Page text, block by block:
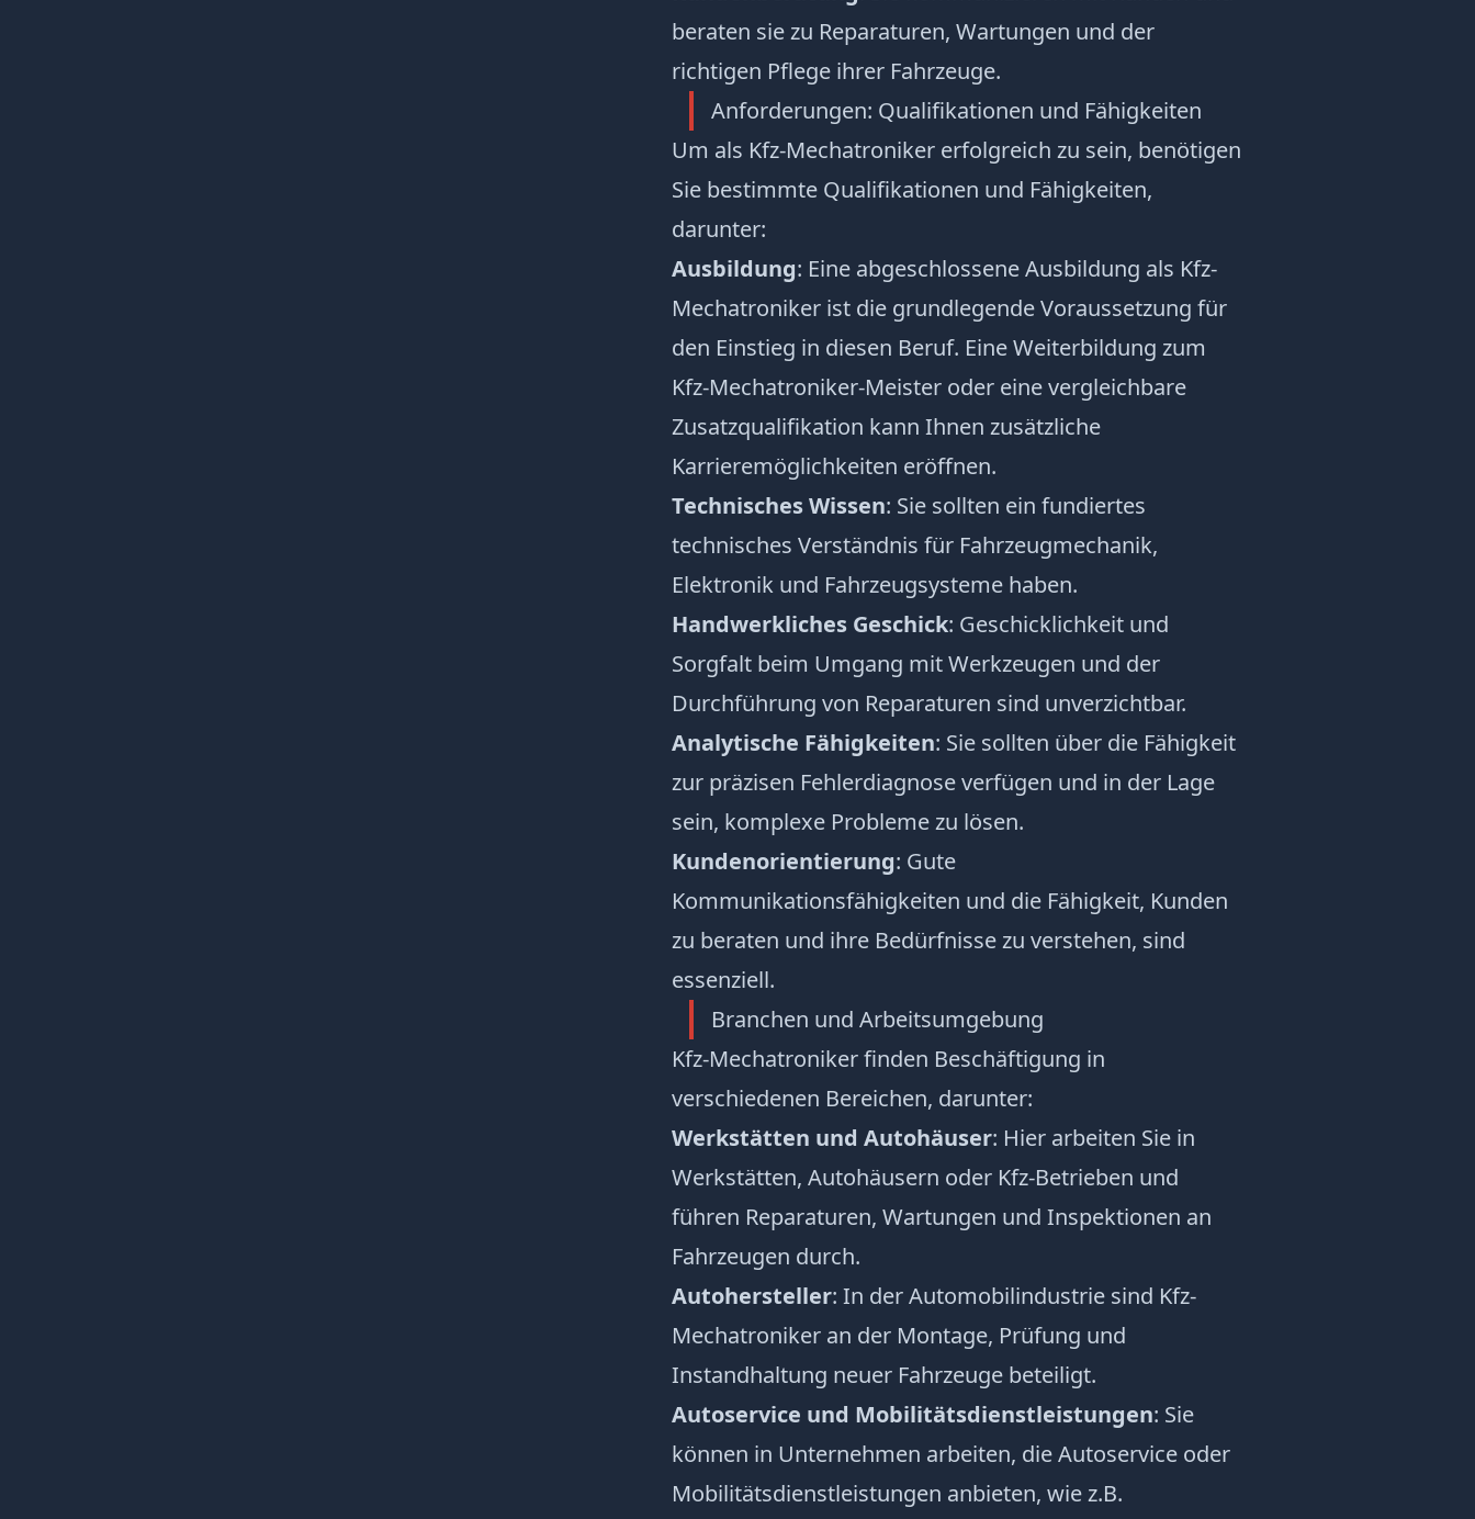
beraten sie zu Reparaturen, Wartungen und der
richtigen Pflege ihrer Fahrzeuge.
Anforderungen: Qualifikationen und Fähigkeiten
Um als Kfz-Mechatroniker erfolgreich zu sein, benötigen
Sie bestimmte Qualifikationen und Fähigkeiten,
darunter:
Ausbildung: Eine abgeschlossene Ausbildung als Kfz-
Mechatroniker ist die grundlegende Voraussetzung für
den Einstieg in diesen Beruf. Eine Weiterbildung zum
Kfz-Mechatroniker-Meister oder eine vergleichbare
Zusatzqualifikation kann Ihnen zusätzliche
Karrieremöglichkeiten eröffnen.
Technisches Wissen: Sie sollten ein fundiertes
technisches Verständnis für Fahrzeugmechanik,
Elektronik und Fahrzeugsysteme haben.
Handwerkliches Geschick: Geschicklichkeit und
Sorgfalt beim Umgang mit Werkzeugen und der
Durchführung von Reparaturen sind unverzichtbar.
Analytische Fähigkeiten: Sie sollten über die Fähigkeit
zur präzisen Fehlerdiagnose verfügen und in der Lage
sein, komplexe Probleme zu lösen.
Kundenorientierung: Gute
Kommunikationsfähigkeiten und die Fähigkeit, Kunden
zu beraten und ihre Bedürfnisse zu verstehen, sind
essenziell.
Branchen und Arbeitsumgebung
Kfz-Mechatroniker finden Beschäftigung in
verschiedenen Bereichen, darunter:
Werkstätten und Autohäuser: Hier arbeiten Sie in
Werkstätten, Autohäusern oder Kfz-Betrieben und
führen Reparaturen, Wartungen und Inspektionen an
Fahrzeugen durch.
Autohersteller: In der Automobilindustrie sind Kfz-
Mechatroniker an der Montage, Prüfung und
Instandhaltung neuer Fahrzeuge beteiligt.
Autoservice und Mobilitätsdienstleistungen: Sie
können in Unternehmen arbeiten, die Autoservice oder
Mobilitätsdienstleistungen anbieten, wie z.B.